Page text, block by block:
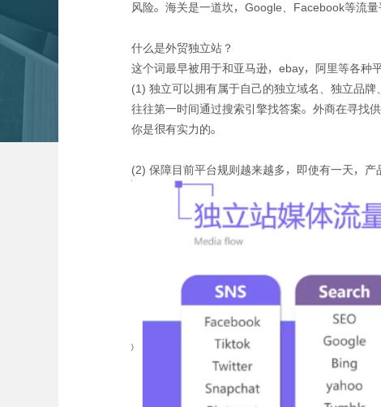
风险。海关是一道坎，Google、Facebook等流
什么是外贸独立站？
这个词最早被用于和亚马逊，ebay，阿里等各种
(1) 独立可以拥有属于自己的独立域名、独立品
往往第一时间通过搜索引擎找答案。外商在寻找
你是很有实力的。
(2) 保障目前平台规则越来越多，即使有一天，